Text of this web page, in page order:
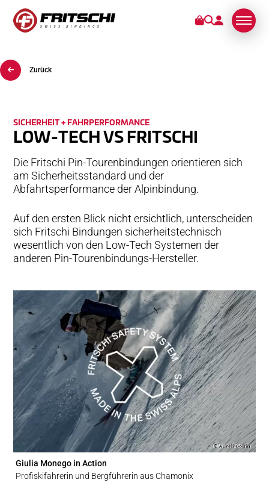
BINDUNGEN
STORIES
ÜBER UNS
Zurück
SICHERHEIT + FAHRPERFORMANCE
LOW-TECH VS FRITSCHI
Die Fritschi Pin-Tourenbindungen orientieren sich
am Sicherheitsstandard und der
Abfahrtsperformance der Alpinbindung.
Auf den ersten Blick nicht ersichtlich, unterscheiden
sich Fritschi Bindungen sicherheitstechnisch
wesentlich von den Low-Tech Systemen der
anderen Pin-Tourenbindungs-Hersteller.
Giulia Monego in Action
Profiskifahrerin und Bergführerin aus Chamonix